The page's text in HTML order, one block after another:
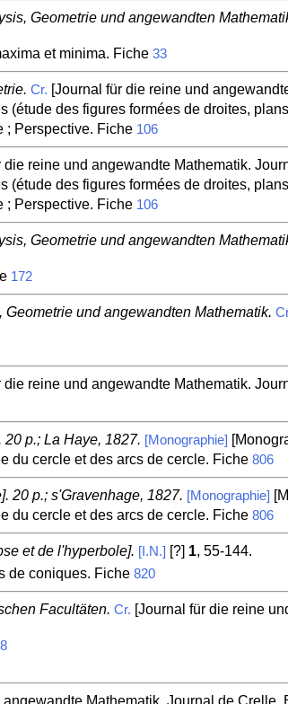
Geometrie und angewandten
et minima. Fiche 33
Cr. [Journal für die reine und
(étude des figures formées de droites,
; Perspective. Fiche 106
die reine und angewandte Mathematik.
(étude des figures formées de droites,
; Perspective. Fiche 106
Geometrie und angewandten
172
und angewandten Mathematik.
die reine und angewandte Mathematik.
p.; La Haye, 1827. [Monographie]
du cercle et des arcs de cercle. Fiche 806
20 p.; s'Gravenhage, 1827. [Monographie]
du cercle et des arcs de cercle. Fiche 806
et de l'hyperbole]. [I.N.] [?] 1, 55-144.
de coniques. Fiche 820
Facultäten. Cr. [Journal für die reine
Mathematik. Journal de Crelle.